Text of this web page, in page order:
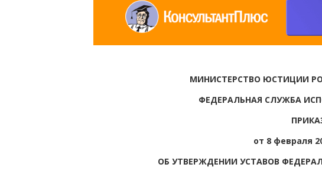
МИНИСТЕРСТВО ЮСТИЦИИ
ФЕДЕРАЛЬНАЯ СЛУЖБА
от 8 февраля
ОБ УТВЕРЖДЕНИИ УСТАВОВ